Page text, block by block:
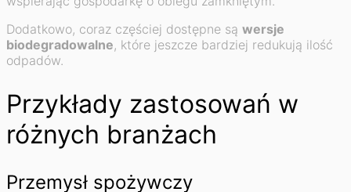
Dodatkowo, coraz częściej dostępne są wersje
biodegradowalne, które jeszcze bardziej redukują ilość
odpadów.
Przykłady zastosowań w
różnych branżach
Przemysł spożywczy